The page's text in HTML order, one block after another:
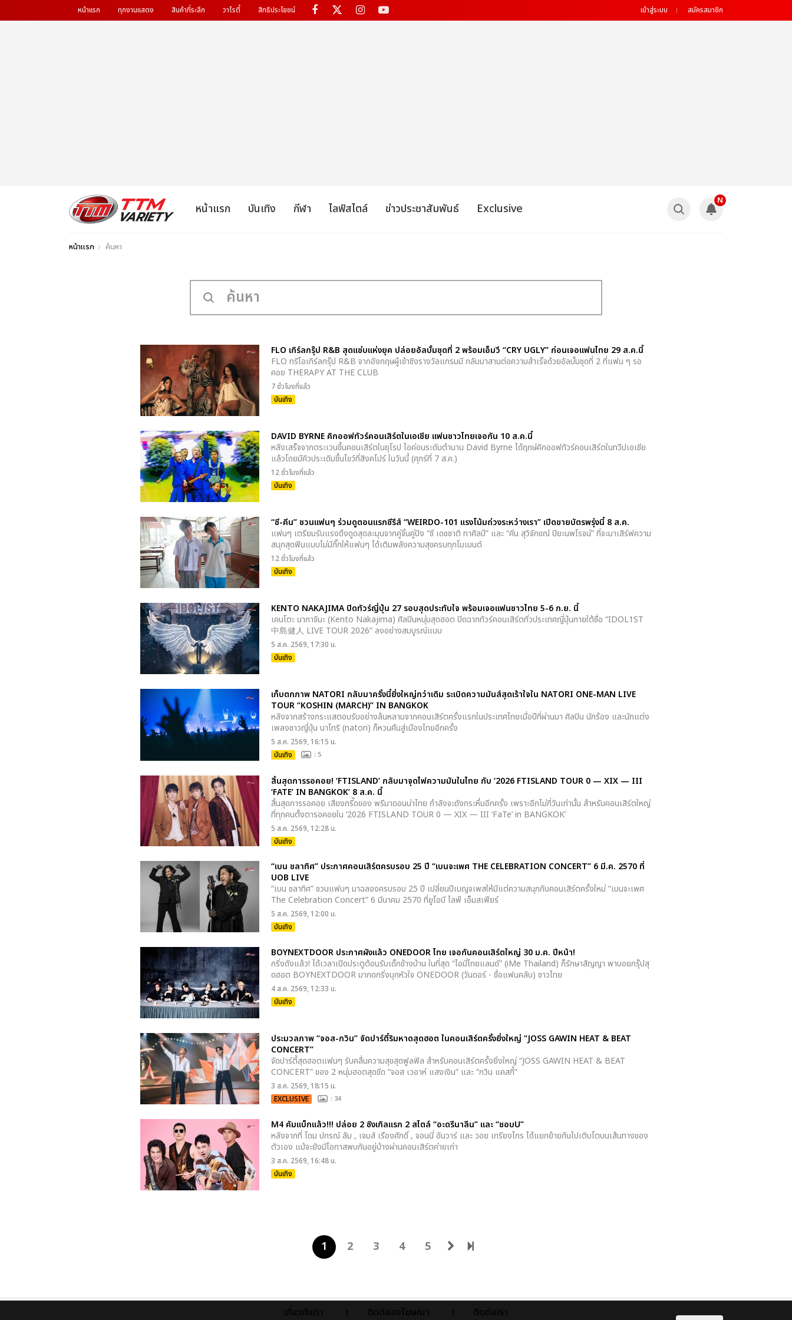
หน้าแรก ทุกงานแสดง สินค้าที่ระลึก วาไรตี้ สิทธิประโยชน์ เข้าสู่ระบบ สมัครสมาชิก
หน้าแรก บันเทิง กีฬา ไลฟ์สไตล์ ข่าวประชาสัมพันธ์ Exclusive
N
หน้าแรก ค้นหา
FLO เกิร์ลกรุ๊ป R&B สุดแซ่บแห่งยุค ปล่อยอัลบั้มชุดที่ 2 พร้อมเอ็มวี “CRY UGLY” ก่อนเจอแฟนไทย 29 ส.ค.นี้
FLO ทรีโอเกิร์ลกรุ๊ป R&B จากอังกฤษผู้เข้าชิงรางวัลแกรมมี กลับมาสานต่อความสำเร็จด้วยอัลบั้มชุดที่ 2 ที่แฟน ๆ รอ
คอย THERAPY AT THE CLUB
7 ชั่วโมงที่แล้ว
บันเทิง
DAVID BYRNE คิกออฟทัวร์คอนเสิร์ตในเอเชีย แฟนชาวไทยเจอกัน 10 ส.ค.นี้
หลังเสร็จจากตระเวนขึ้นคอนเสิร์ตในยุโรป ไอค่อนระดับตำนาน David Byrne ได้ฤกษ์คิกออฟทัวร์คอนเสิร์ตในทวีปเอเชีย
แล้วโดยมีคิวประเดิมขึ้นโขว์ที่สิงคโปร์ ในวันนี้ (ศุกร์ที่ 7 ส.ค.)
12 ชั่วโมงที่แล้ว
บันเทิง
“ซี-คีน” ชวนแฟนๆ ร่วมดูตอนแรกซีรีส์ “WEIRDO-101 แรงโน้มถ่วงระหว่างเรา” เปิดขายบัตรพรุ่งนี้ 8 ส.ค.
แฟนๆ เตรียมรับแรงดึงดูดสุดละมุนจากคู่จิ้นคู่ปัง “ซี เดชชาติ ทาศิลป์” และ “คีน สุวิจักขณ์ ปิยะนพโรจน์” ที่จะมาเสิร์ฟความ
สนุกสุดฟินแบบไม่มีกั๊กให้แฟนๆ ได้เติมพลังความสุขครบทุกโมเมนต์
12 ชั่วโมงที่แล้ว
บันเทิง
KENTO NAKAJIMA ปิดทัวร์ญี่ปุ่น 27 รอบสุดประทับใจ พร้อมเจอแฟนชาวไทย 5-6 ก.ย. นี้
เคนโตะ นากาจิมะ (Kento Nakajima) ศิลปินหนุ่มสุดฮอต ปิดฉากทัวร์คอนเสิร์ตทั่วประเทศญี่ปุ่นภายใต้ชื่อ “IDOL1ST
中島健人 LIVE TOUR 2026” ลงอย่างสมบูรณ์แบบ
5 ส.ค. 2569, 17:30 น.
บันเทิง
เก็บตกภาพ NATORI กลับมาครั้งนี้ยิ่งใหญ่กว่าเดิม ระเบิดความมันส์สุดเร้าใจใน NATORI ONE-MAN LIVE
TOUR “KOSHIN (MARCH)” IN BANGKOK
หลังจากสร้างกระแสตอบรับอย่างล้นหลามจากคอนเสิร์ตครั้งแรกในประเทศไทยเมื่อปีที่ผ่านมา ศิลปิน นักร้อง และนักแต่ง
เพลงชาวญี่ปุ่น นาโทริ (natori) ก็หวนคืนสู่เมืองไทยอีกครั้ง
5 ส.ค. 2569, 16:15 น.
บันเทิง
: 5
สิ้นสุดการรอคอย! ‘FTISLAND’ กลับมาจุดไฟความมันในไทย กับ ‘2026 FTISLAND TOUR 0 — XIX — III
‘FATE’ IN BANGKOK’ 8 ส.ค. นี้
สิ้นสุดการรอคอย เสียงกรี๊ดของ พรีมาดอนน่าไทย กำลังจะดังกระหึ่มอีกครั้ง เพราะอีกไม่กี่วันเท่านั้น สำหรับคอนเสิร์ตใหญ่
ที่ทุกคนตั้งตารอคอยใน ‘2026 FTISLAND TOUR 0 — XIX — III ‘FaTe’ in BANGKOK’
5 ส.ค. 2569, 12:28 น.
บันเทิง
“เบน ชลาทิศ” ประกาศคอนเสิร์ตครบรอบ 25 ปี “เบนจะเพศ THE CELEBRATION CONCERT” 6 มี.ค. 2570 ที่
UOB LIVE
“เบน ชลาทิศ” ชวนแฟนๆ มาฉลองครบรอบ 25 ปี เปลี่ยนปีเบญจเพสให้มีแต่ความสนุกกับคอนเสิร์ตครั้งใหม่ “เบนจะเพศ
The Celebration Concert” 6 มีนาคม 2570 ที่ยูโอบี ไลฟ์ เอ็มสเฟียร์
5 ส.ค. 2569, 12:00 น.
บันเทิง
BOYNEXTDOOR ประกาศผังแล้ว ONEDOOR ไทย เจอกันคอนเสิร์ตใหญ่ 30 ม.ค. ปีหน้า!
กริ่งดังแล้ว! ได้เวลาเปิดประตูต้อนรับเด็กข้างบ้าน ในที่สุด “ไอมี่ไทยแลนด์” (iMe Thailand) ก็รักษาสัญญา พาบอยกรุ๊ปสุ
ดฮอต BOYNEXTDOOR มากดกริ่งบุกหัวใจ ONEDOOR (วันดอร์ - ชื่อแฟนคลับ) ชาวไทย
4 ส.ค. 2569, 12:33 น.
บันเทิง
ประมวลภาพ “จอส-กวิน” จัดปาร์ตี้ริมหาดสุดฮอต ในคอนเสิร์ตครั้งยิ่งใหญ่ “JOSS GAWIN HEAT & BEAT
CONCERT”
จัดปาร์ตี้สุดฮอตแฟนๆ รับคลื่นความสุขสุดฟูลฟิล สำหรับคอนเสิร์ตครั้งยิ่งใหญ่ “JOSS GAWIN HEAT & BEAT
CONCERT” ของ 2 หนุ่มฮอตสุดขีด “จอส เวอาห์ แสงเงิน” และ “กวิน แคสกี้”
3 ส.ค. 2569, 18:15 น.
EXCLUSIVE
: 34
M4 คัมแบ็กแล้ว!!! ปล่อย 2 ซิงเกิลแรก 2 สไตล์ “อะดรีนาลีน” และ “ชอบU”
หลังจากที่ โดม ปกรณ์ ลัม , เจมส์ เรืองศักดิ์ , จอนนี่ อันวาร์ และ วอย เกรียงไกร ได้แยกย้ายกันไปเติบโตบนเส้นทางของ
ตัวเอง แม้จะยังมีโอกาสพบกันอยู่บ้างผ่านคอนเสิร์ตค่ายเก่า
3 ส.ค. 2569, 16:48 น.
บันเทิง
1 2 3 4 5
เกี่ยวกับเรา ติดต่อลงโฆษณา ติดต่อเรา